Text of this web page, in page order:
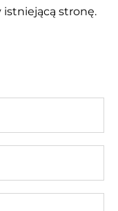
istniejącą stronę.